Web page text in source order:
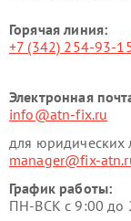
Горячая линия:
+7 (342) 254-93-
Электронная
info@atn-fix.ru
для юридических
manager@fix-
График работы:
ПН-ВСК с 9:00 до